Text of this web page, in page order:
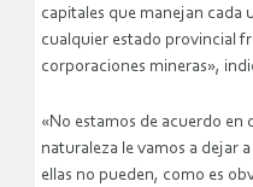
capitales que manejan cada
cualquier estado provincial
corporaciones mineras»,
«No estamos de acuerdo en
naturaleza le vamos a dejar
ellas no pueden, como es